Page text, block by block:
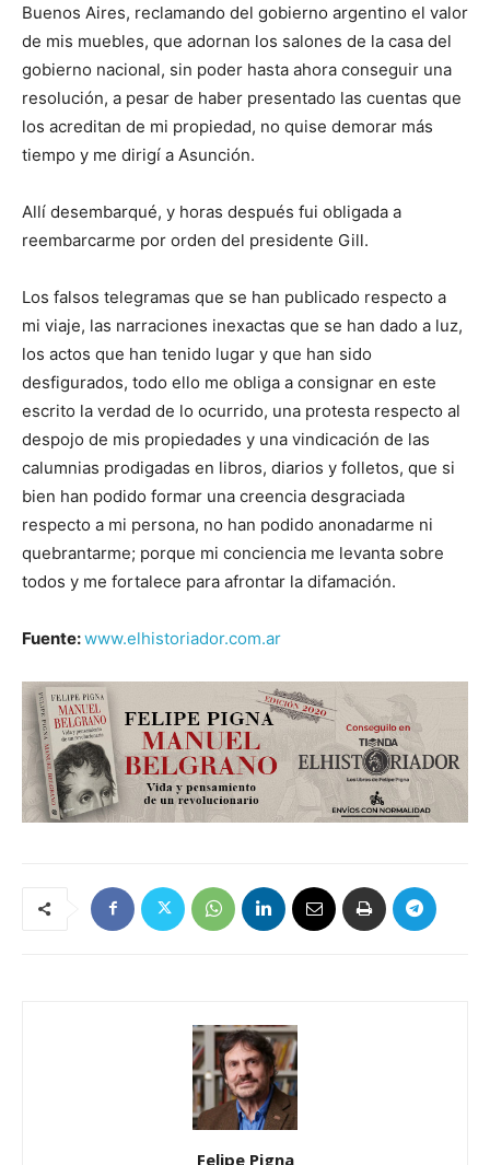
Buenos Aires, reclamando del gobierno argentino el valor
de mis muebles, que adornan los salones de la casa del
gobierno nacional, sin poder hasta ahora conseguir una
resolución, a pesar de haber presentado las cuentas que
los acreditan de mi propiedad, no quise demorar más
tiempo y me dirigí a Asunción.
Allí desembarqué, y horas después fui obligada a
reembarcarme por orden del presidente Gill.
Los falsos telegramas que se han publicado respecto a
mi viaje, las narraciones inexactas que se han dado a luz,
los actos que han tenido lugar y que han sido
desfigurados, todo ello me obliga a consignar en este
escrito la verdad de lo ocurrido, una protesta respecto al
despojo de mis propiedades y una vindicación de las
calumnias prodigadas en libros, diarios y folletos, que si
bien han podido formar una creencia desgraciada
respecto a mi persona, no han podido anonadarme ni
quebrantarme; porque mi conciencia me levanta sobre
todos y me fortalece para afrontar la difamación.
Fuente:www.elhistoriador.com.ar
Felipe Pigna